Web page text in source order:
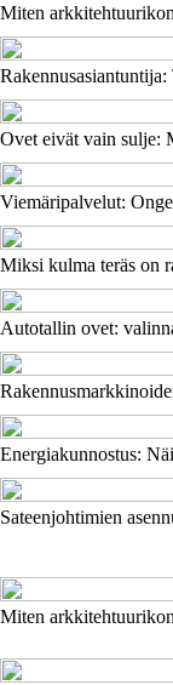
Miten
Ovet eivät vain sulje:
Viemäripalvelut:
Miksi kulma teräs on
Autotallin ovet:
Energiakunnostus:
Sateenjohtimien
Miten